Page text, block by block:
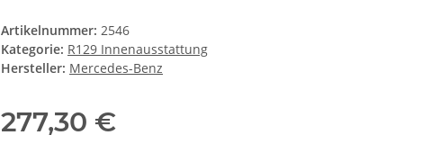
Artikelnummer: 2546
Kategorie: R129 Innenausstattung
Hersteller: Mercedes-Benz
277,30 €